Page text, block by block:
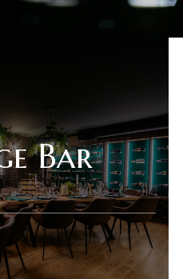
Bar